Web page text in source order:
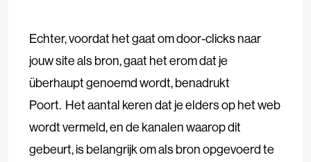
Echter, voordat het gaat om door-clicks naar
jouw site als bron, gaat het erom dat je
überhaupt genoemd wordt, benadrukt
Poort. Het aantal keren dat je elders op het web
wordt vermeld, en de kanalen waarop dit
gebeurt, is belangrijk om als bron opgevoerd te